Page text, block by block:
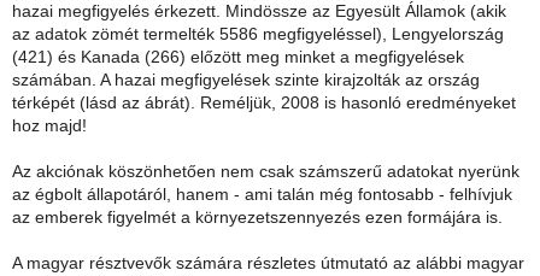
hazai megfigyelés érkezett. Mindössze az Egyesült Államok (akik
az adatok zömét termelték 5586 megfigyeléssel), Lengyelország
(421) és Kanada (266) előzött meg minket a megfigyelések
számában. A hazai megfigyelések szinte kirajzolták az ország
térképét (lásd az ábrát). Reméljük, 2008 is hasonló eredményeket
hoz majd!
Az akciónak köszönhetően nem csak számszerű adatokat nyerünk
az égbolt állapotáról, hanem - ami talán még fontosabb - felhívjuk
az emberek figyelmét a környezetszennyezés ezen formájára is.
A magyar résztvevők számára részletes útmutató az alábbi magyar